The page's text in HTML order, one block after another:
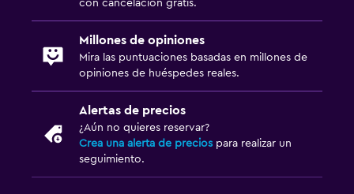
con cancelación gratis.
Millones de opiniones
Mira las puntuaciones basadas en millones de
opiniones de huéspedes reales.
Alertas de precios
¿Aún no quieres reservar?
Crea una alerta de precios para realizar un
seguimiento.